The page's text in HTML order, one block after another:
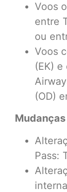
Voos
entre
ou
Voos
(EK)
(OD)
Mudanças
Pass: